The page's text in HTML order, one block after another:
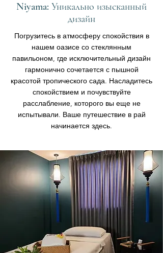
Niyama: Уникально изысканный
дизайн
Погрузитесь в атмосферу спокойствия в
нашем оазисе со стеклянным
павильоном, где исключительный дизайн
гармонично сочетается с пышной
красотой тропического сада. Насладитесь
спокойствием и почувствуйте
расслабление, которого вы еще не
испытывали. Ваше путешествие в рай
начинается здесь.